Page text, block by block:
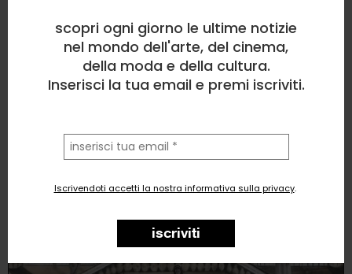
scopri ogni giorno le ultime notizie
nel mondo dell'arte, del cinema,
della moda e della cultura.
Inserisci la tua email e premi iscriviti.
Iscrivendoti accetti la nostra informativa sulla privacy.
iscriviti